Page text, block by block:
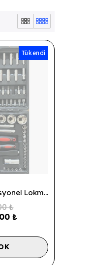
Tükendi
Tools 108 Parça Profesyonel Lokma Takımı
₺
₺